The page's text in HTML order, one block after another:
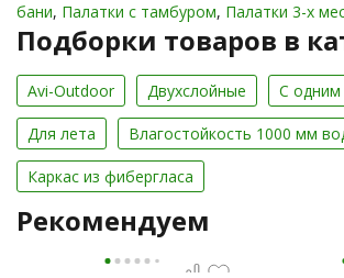
бани, Палатки с тамбуром, Палатки 3-х
Подборки товаров в
Avi-Outdoor Двухслойные С
Для лета Влагостойкость 1000 мм
Каркас из фибергласа
Рекомендуем